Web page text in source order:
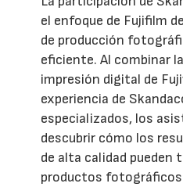
el enfoque de Fujifilm
de producción
eficiente. Al combinar
impresión digital de
experiencia de
especializados, los
descubrir cómo los
de alta calidad pueden
productos